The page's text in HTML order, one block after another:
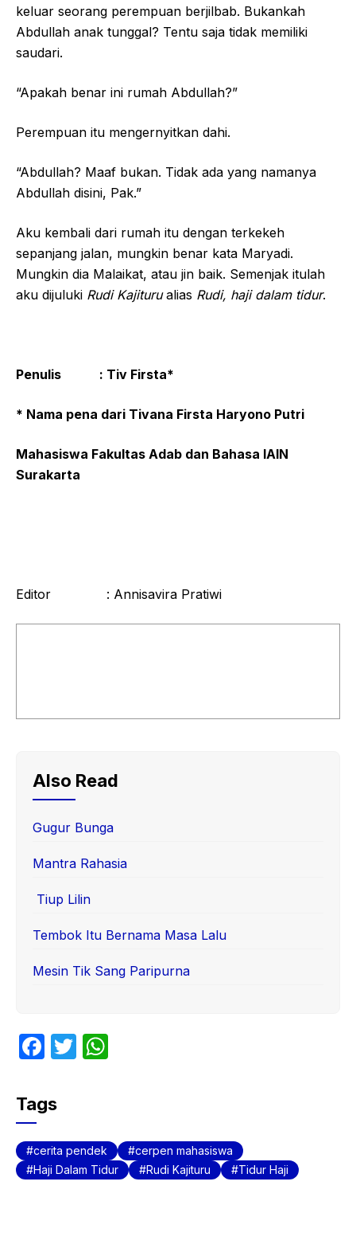
keluar seorang perempuan berjilbab. Bukankah
Abdullah anak tunggal? Tentu saja tidak memiliki
saudari.
“Apakah benar ini rumah Abdullah?”
Perempuan itu mengernyitkan dahi.
“Abdullah? Maaf bukan. Tidak ada yang namanya
Abdullah disini, Pak.”
Aku kembali dari rumah itu dengan terkekeh
sepanjang jalan, mungkin benar kata Maryadi.
Mungkin dia Malaikat, atau jin baik. Semenjak itulah
aku dijuluki Rudi Kajiturualias Rudi, haji dalam tidur.
Penulis : Tiv Firsta*
* Nama pena dari Tivana Firsta Haryono Putri
Mahasiswa Fakultas Adab dan Bahasa IAIN
Surakarta
Editor : Annisavira Pratiwi
Also Read
Gugur Bunga
Mantra Rahasia
Tiup Lilin
Tembok Itu Bernama Masa Lalu
Mesin Tik Sang Paripurna
F
c
e
b
o
T
A
p
Tags
cerita pendek
cerpen mahasiswa
Haji Dalam Tidur
Rudi Kajituru Tidur Haji